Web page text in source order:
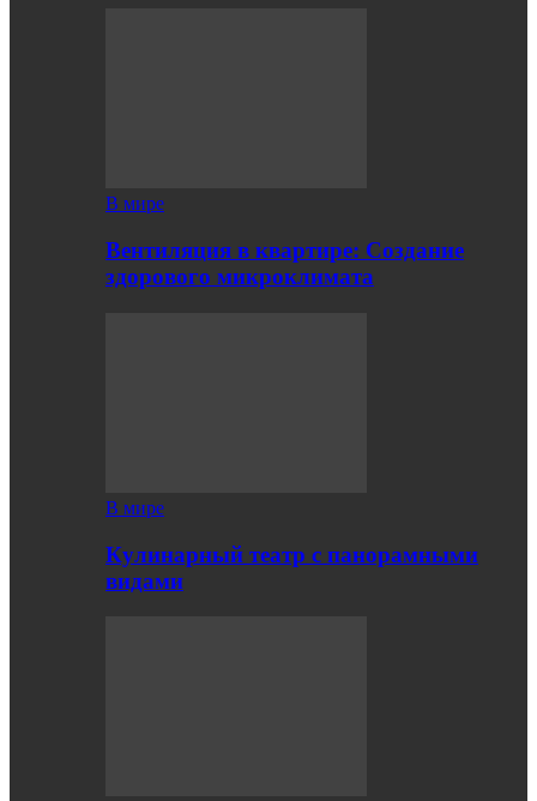
В мире
Вентиляция в квартире: Создание
здорового микроклимата
В мире
Кулинарный театр с панорамными
видами